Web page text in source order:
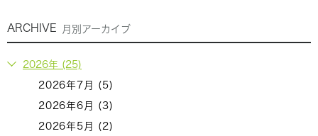
ARCHIVE 月別アーカイブ
2026年 (25)
2026年7月 (5)
2026年6月 (3)
2026年5月 (2)